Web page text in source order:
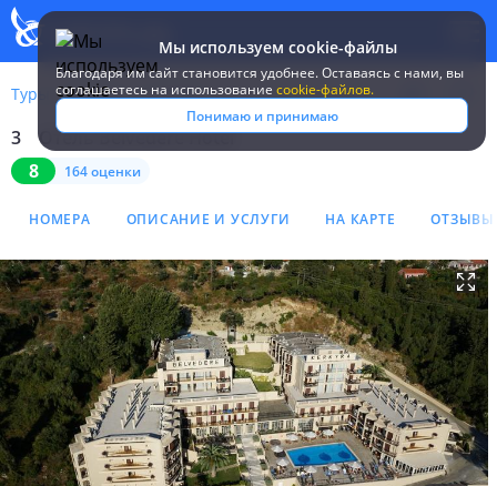
Мы используем cookie-файлы
Благодаря им сайт становится удобнее. Оставаясь c нами, вы
соглашаетесь на использование cookie-файлов.
Понимаю и принимаю
Туры Греция о. Корфу Belvedere Hotel
Отель Belvedere Hotel 3*
3
Отель Belvedere Hotel
8
164 оценки
НОМЕРА ОПИСАНИЕ И УСЛУГИ НА КАРТЕ ОТЗЫВЫ